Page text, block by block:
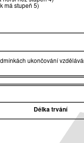
má stupeň 5)
ukončování
Délka trvání